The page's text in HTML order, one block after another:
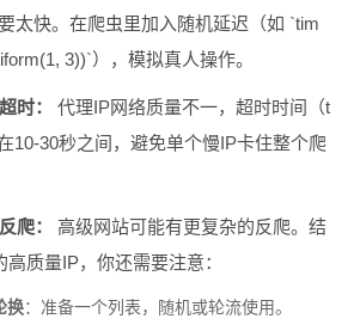
太快。在爬虫里加入随机延迟（如 `tim
3))`），模拟真人操作。
时：
代理IP网络质量不一，超时时间（t
10-30秒之间，避免单个慢IP卡住整个爬
爬：
高级网站可能有更复杂的反爬。结
质量IP，你还需要注意：
换：准备一个列表，随机或轮流使用。